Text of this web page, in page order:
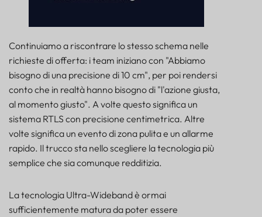
Bluetooth
PORTALE
TRACKER
FARO
SENSORE
Continuiamo a riscontrare lo stesso schema nelle
richieste di offerta: i team iniziano con "Abbiamo
bisogno di una precisione di 10 cm", per poi rendersi
conto che in realtà hanno bisogno di "l'azione giusta,
al momento giusto". A volte questo significa un
sistema RTLS con precisione centimetrica. Altre
volte significa un evento di zona pulita e un allarme
rapido. Il trucco sta nello scegliere la tecnologia più
semplice che sia comunque redditizia.
La tecnologia Ultra-Wideband è ormai
sufficientemente matura da poter essere